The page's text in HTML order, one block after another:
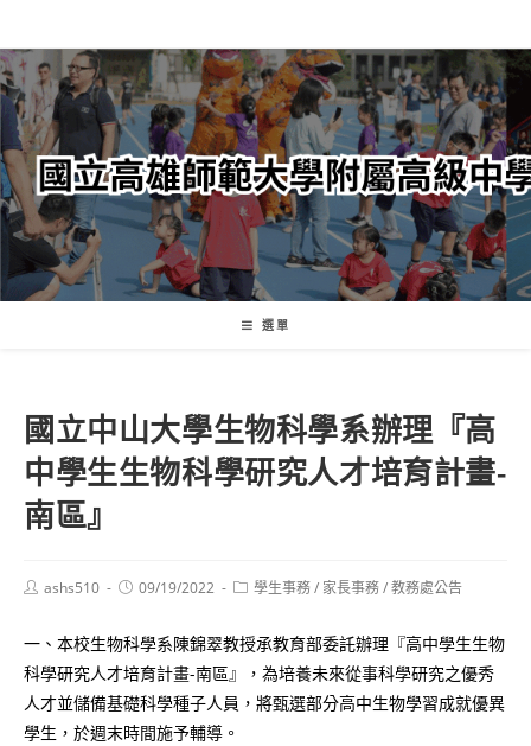
轉
至
主
內
容
選單
國立中山大學生物科學系辦理『高
中學生生物科學研究人才培育計畫-
南區』
Postashs510
Post09/19/2022
Post學生事務/ 家長事務/教務處公告
一、本校生物科學系陳錦翠教授承教育部委託辦理『高中學生生物
科學研究人才培育計畫-南區』，為培養未來從事科學研究之優秀
人才並儲備基礎科學種子人員，將甄選部分高中生物學習成就優異
學生，於週末時間施予輔導。